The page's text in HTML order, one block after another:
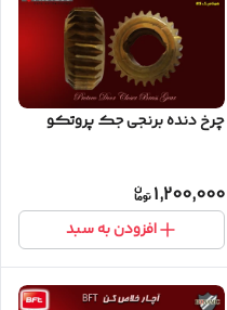
چرخ دنده برنجی جک پروتکو
1,200,000
افزودن به سبد